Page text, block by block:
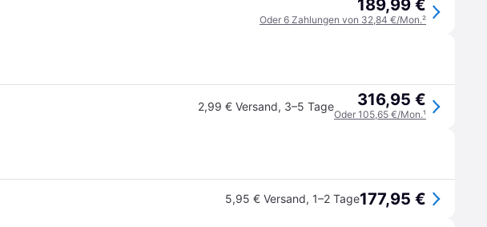
189,99 €
Oder 6 Zahlungen von 32,84 €/Mon.²
2,99 € Versand, 3–5 Tage 316,95 €
Oder 105,65 €/Mon.¹
5,95 € Versand, 1–2 Tage177,95 €